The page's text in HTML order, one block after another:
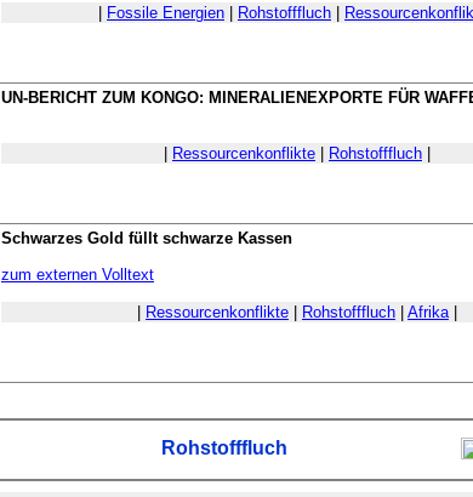
Fossile Energien Rohstofffluch
UN-BERICHT ZUM KONGO: MINERALIENEXPORTE FÜR
Ressourcenkonflikte Rohstofffluch
Schwarzes Gold füllt schwarze Kassen
zum externen Volltext
Ressourcenkonflikte Rohstofffluch Afrika|
Rohstofffluch